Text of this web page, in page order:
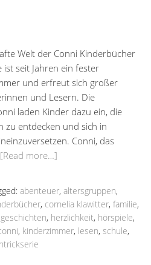
Welt der Conni Kinderbücher
seit Jahren ein fester
und erfreut sich großer
und Lesern. Die
laden Kinder dazu ein, die
zu entdecken und sich in
Conni, das
[Read more…]
abenteuer, altersgruppen,
, cornelia klawitter, familie,
geschichten, herzlichkeit, hörspiele,
, kinderzimmer, lesen, schule,